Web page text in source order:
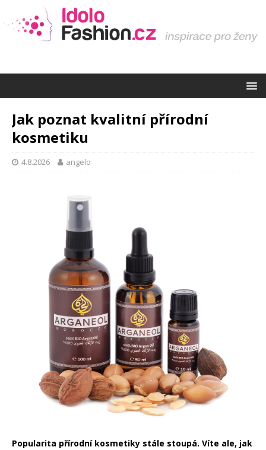
Jak poznat kvalitní přírodní
kosmetiku
4.8.2026 angelo
Popularita přírodní kosmetiky stále stoupá. Víte ale, jak